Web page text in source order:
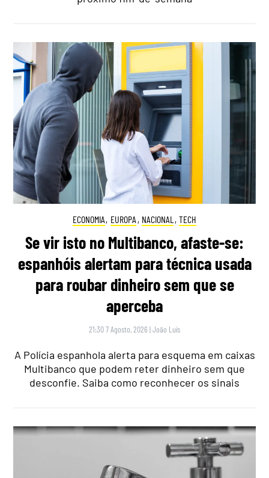
ECONOMIA, EUROPA , NACIONAL , TECH
Se vir isto no Multibanco, afaste-se:
espanhóis alertam para técnica usada
para roubar dinheiro sem que se
aperceba
21:30 7 Agosto, 2026 |João Luís
A Polícia espanhola alerta para esquema em caixas
Multibanco que podem reter dinheiro sem que
desconfie. Saiba como reconhecer os sinais